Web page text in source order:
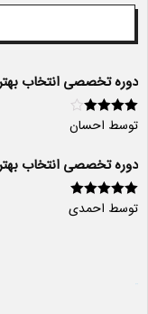
دوره تخصصی انتخاب
امتیاز 4از
توسط احسان
دوره تخصصی انتخاب
امتیاز 5از 5
توسط احمدی